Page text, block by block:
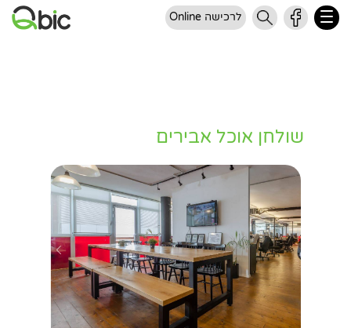
לרכישה Online
שולחן אוכל אבירים